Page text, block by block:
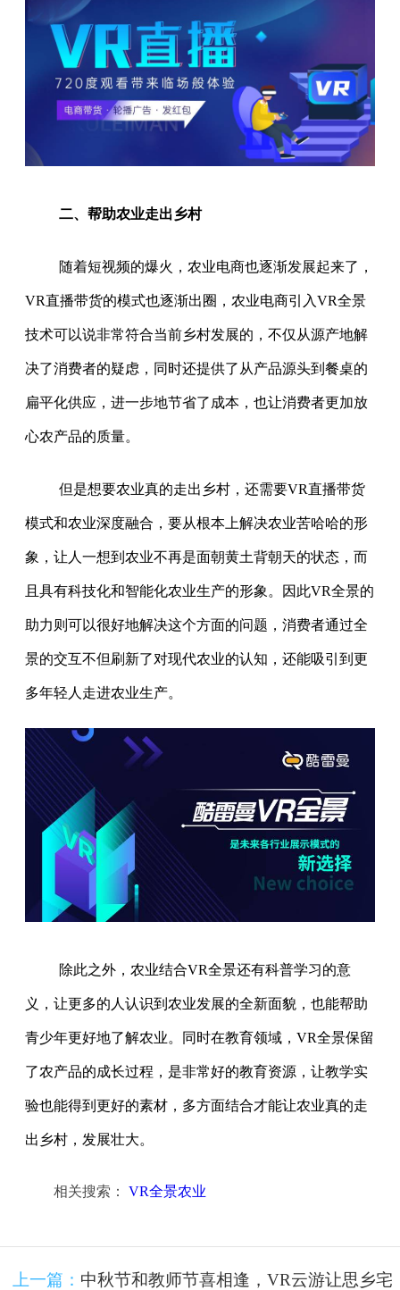
二、帮助农业走出乡村
随着短视频的爆火，农业电商也逐渐发展起来了，
VR直播带货的模式也逐渐出圈，农业电商引入VR全景
技术可以说非常符合当前乡村发展的，不仅从源产地解
决了消费者的疑虑，同时还提供了从产品源头到餐桌的
扁平化供应，进一步地节省了成本，也让消费者更加放
心农产品的质量。
但是想要农业真的走出乡村，还需要VR直播带货
模式和农业深度融合，要从根本上解决农业苦哈哈的形
象，让人一想到农业不再是面朝黄土背朝天的状态，而
且具有科技化和智能化农业生产的形象。因此VR全景的
助力则可以很好地解决这个方面的问题，消费者通过全
景的交互不但刷新了对现代农业的认知，还能吸引到更
多年轻人走进农业生产。
除此之外，农业结合VR全景还有科普学习的意
义，让更多的人认识到农业发展的全新面貌，也能帮助
青少年更好地了解农业。同时在教育领域，VR全景保留
了农产品的成长过程，是非常好的教育资源，让教学实
验也能得到更好的素材，多方面结合才能让农业真的走
出乡村，发展壮大。
相关搜索： VR全景农业
上一篇： 中秋节和教师节喜相逢，VR云游让思乡宅